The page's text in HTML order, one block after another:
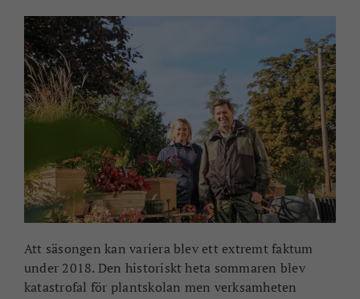
Att säsongen kan variera blev ett extremt faktum
under 2018. Den historiskt heta sommaren blev
katastrofal för plantskolan men verksamheten